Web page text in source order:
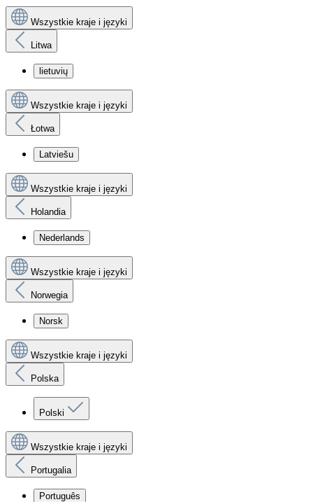
Wszystkie kraje i języki
Litwa
lietuvių
Wszystkie kraje i języki
Łotwa
Latviešu
Wszystkie kraje i języki
Holandia
Nederlands
Wszystkie kraje i języki
Norwegia
Norsk
Wszystkie kraje i języki
Polska
Polski
Wszystkie kraje i języki
Portugalia
Português